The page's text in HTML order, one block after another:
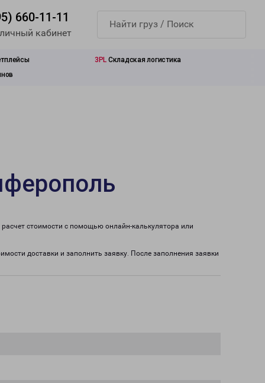
660-11-11
кабинет
3PL Складская логистика
стоимости с помощью онлайн-калькулятора или
доставки и заполнить заявку. После заполнения заявки